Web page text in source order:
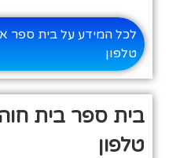
לכל המידע על בית ספר
טלפון
בית ספר בית חוה
טלפון